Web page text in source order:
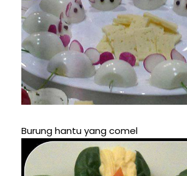
Burung hantu yang comel